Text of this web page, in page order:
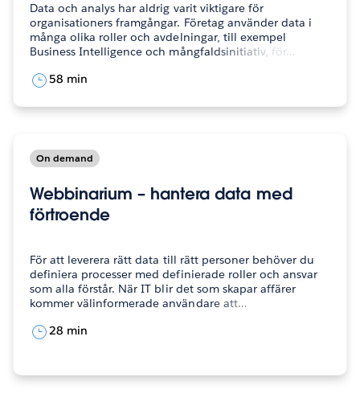
Data och analys har aldrig varit viktigare för
organisationers framgångar. Företag använder data i
många olika roller och avdelningar, till exempel
Business Intelligence och mångfaldsinitiativ, för…
58 min
On demand
Webbinarium – hantera data med
förtroende
För att leverera rätt data till rätt personer behöver du
definiera processer med definierade roller och ansvar
som alla förstår. När IT blir det som skapar affärer
kommer välinformerade användare att…
28 min